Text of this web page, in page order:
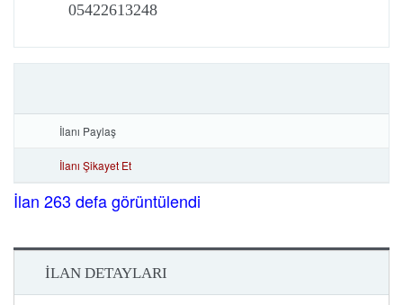
05422613248
İlanı Paylaş
İlanı Şikayet Et
İlan 263 defa görüntülendi
İLAN DETAYLARI